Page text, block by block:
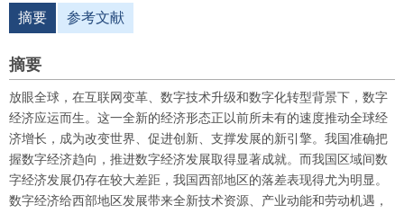
摘要 参考文献
摘要
放眼全球，在互联网变革、数字技术升级和数字化转型背景下，数字
经济应运而生。这一全新的经济形态正以前所未有的速度推动全球经
济增长，成为改变世界、促进创新、支撑发展的新引擎。我国准确把
握数字经济趋向，推进数字经济发展取得显著成就。而我国区域间数
字经济发展仍存在较大差距，我国西部地区的落差表现得尤为明显。
数字经济给西部地区发展带来全新技术资源、产业动能和劳动机遇，